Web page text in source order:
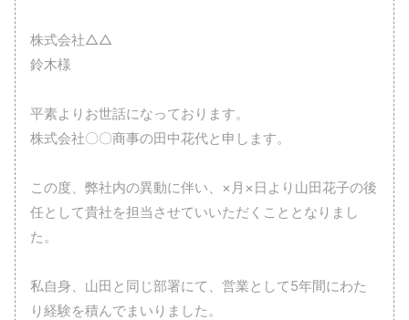
株式会社△△
鈴木様
平素よりお世話になっております。
株式会社〇〇商事の田中花代と申します。
この度、弊社内の異動に伴い、×月×日より山田花子の後
任として貴社を担当させていいただくこととなりまし
た。
私自身、山田と同じ部署にて、営業として5年間にわた
り経験を積んでまいりました。